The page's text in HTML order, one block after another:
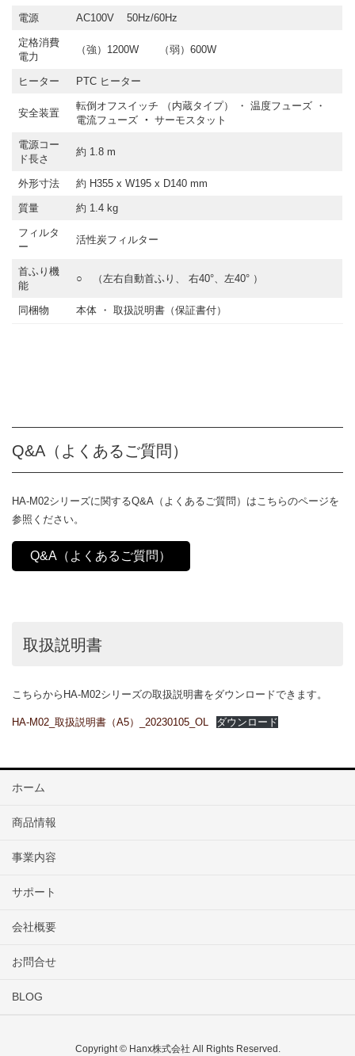
電源 AC100V 50Hz/60Hz
定格消費
電力
（強）1200W （弱）600W
ヒーター PTC ヒーター
安全装置
転倒オフスイッチ （内蔵タイプ） ・ 温度フューズ ・
電流フューズ ・ サーモスタット
電源コー
ド長さ
約 1.8 m
外形寸法 約 H355 x W195 x D140 mm
質量 約 1.4 kg
フィルタ
ー
活性炭フィルター
首ふり機
能
○ （左右自動首ふり、 右40°、左40° ）
同梱物 本体 ・ 取扱説明書（保証書付）
Q&A（よくあるご質問）
HA-M02シリーズに関するQ&A（よくあるご質問）はこちらのページを
参照ください。
Q&A（よくあるご質問）
取扱説明書
こちらからHA-M02シリーズの取扱説明書をダウンロードできます。
HA-M02_取扱説明書（A5）_20230105_OL ダウンロード
ホーム
商品情報
事業内容
サポート
会社概要
お問合せ
BLOG
Copyright © Hanx株式会社 All Rights Reserved.